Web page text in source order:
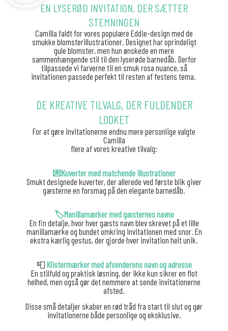
EN LYSERØD INVITATION, DER SÆTTER
STEMNINGEN
Camilla faldt for vores populære Eddie-design med de
smukke blomsterillustrationer. Designet har oprindeligt
gule blomster, men hun ønskede en mere
sammenhængende stil til den lyserøde barnedåb. Derfor
tilpassede vi farverne til en smuk rosa nuance, så
invitationen passede perfekt til resten af festens tema.
DE KREATIVE TILVALG, DER FULDENDER
LOOKET
For at gøre invitationerne endnu mere personlige valgte
Camilla
flere af vores kreative tilvalg:
💌Kuverter med matchende illustrationer
Smukt designede kuverter, der allerede ved første blik giver
gæsterne en forsmag på den elegante barnedåb.
🏷️Manillamærker med gæsternes navne
En fin detalje, hvor hver gæsts navn blev skrevet på et lille
manillamærke og bundet omkring invitationen med snor. En
ekstra kærlig gestus, der gjorde hver invitation helt unik.
📮 Klistermærker med afsenderens navn og adresse
En stilfuld og praktisk løsning, der ikke kun sikrer en flot
helhed, men også gør det nemmere at sende invitationerne
afsted.
Disse små detaljer skaber en rød tråd fra start til slut og gør
invitationerne både personlige og eksklusive.